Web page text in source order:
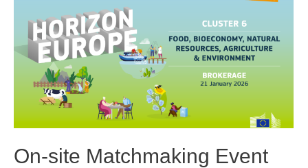
On-site Matchmaking Event